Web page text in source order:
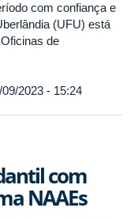
com confiança e
(UFU) está
de
2023 - 15:24
com
NAAEs